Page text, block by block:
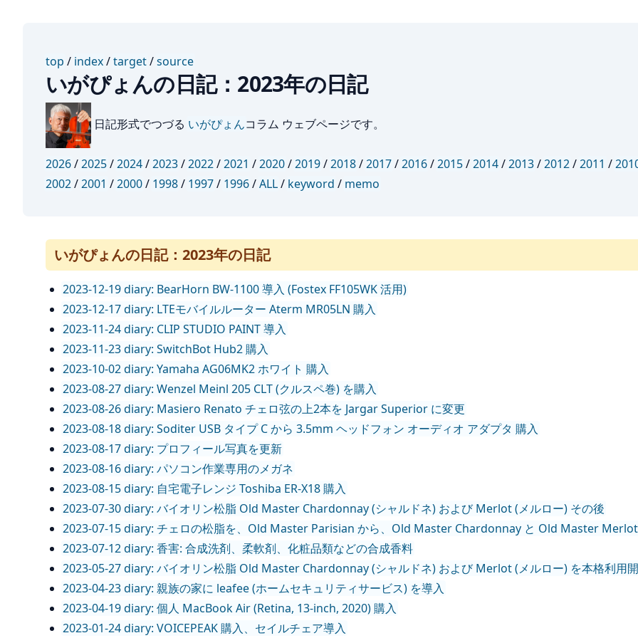
top / index/target/source
いがぴょんの日記：2023年の日記
日記形式でつづる いがぴょんコラム ウェブページです。
2026/2025/2024/2023/2022/2021 /2020/2019/2018/2017/2016/2015/2014/2013/2012/2011 /
2002/2001 /2000/ 1998/ 1997/ 1996/ALL/ keyword / memo
いがぴょんの日記：2023年の日記
2023-12-19 diary: BearHorn BW-1100 導入 (Fostex FF105WK 活用)
2023-12-17 diary: LTEモバイルルーター Aterm MR05LN 購入
2023-11-24 diary: CLIP STUDIO PAINT 導入
2023-11-23 diary: SwitchBot Hub2 購入
2023-10-02 diary: Yamaha AG06MK2 ホワイト 購入
2023-08-27 diary: Wenzel Meinl 205 CLT (クルスペ巻) を購入
2023-08-26 diary: Masiero Renato チェロ弦の上2本を Jargar Superior に変更
2023-08-18 diary: Soditer USB タイプ C から 3.5mm ヘッドフォン オーディオ アダプタ 購入
2023-08-17 diary: プロフィール写真を更新
2023-08-16 diary: パソコン作業専用のメガネ
2023-08-15 diary: 自宅電子レンジ Toshiba ER-X18 購入
2023-07-30 diary: バイオリン松脂 Old Master Chardonnay (シャルドネ) および Merlot (メルロー) その後
2023-07-15 diary: チェロの松脂を、Old Master Parisian から、Old Master Chardonnay と Old Master
2023-07-12 diary: 香害: 合成洗剤、柔軟剤、化粧品類などの合成香料
2023-05-27 diary: バイオリン松脂 Old Master Chardonnay (シャルドネ) および Merlot (メルロー) を本格利用
2023-04-23 diary: 親族の家に leafee (ホームセキュリティサービス) を導入
2023-04-19 diary: 個人 MacBook Air (Retina, 13-inch, 2020) 購入
2023-01-24 diary: VOICEPEAK 購入、セイルチェア導入